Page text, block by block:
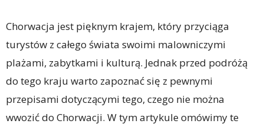
Chorwacja jest pięknym krajem, który przyciąga
turystów z całego świata swoimi malowniczymi
plażami, zabytkami i kulturą. Jednak przed podróżą
do tego kraju warto zapoznać się z pewnymi
przepisami dotyczącymi tego, czego nie można
wwozić do Chorwacji. W tym artykule omówimy te